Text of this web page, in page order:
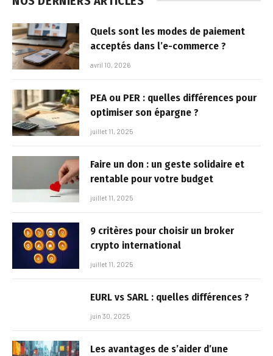
Quels sont les modes de paiement
acceptés dans l’e-commerce ?
avril 10, 2026
PEA ou PER : quelles différences pour
optimiser son épargne ?
juillet 11, 2025
Faire un don : un geste solidaire et
rentable pour votre budget
juillet 11, 2025
9 critères pour choisir un broker
crypto international
juillet 11, 2025
EURL vs SARL : quelles différences ?
juin 30, 2025
Les avantages de s’aider d’une